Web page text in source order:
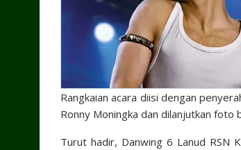
Rangkaian acara diisi dengan
Ronny Moningka dan dilanjutkan foto
Turut hadir, Danwing 6 Lanud RSN